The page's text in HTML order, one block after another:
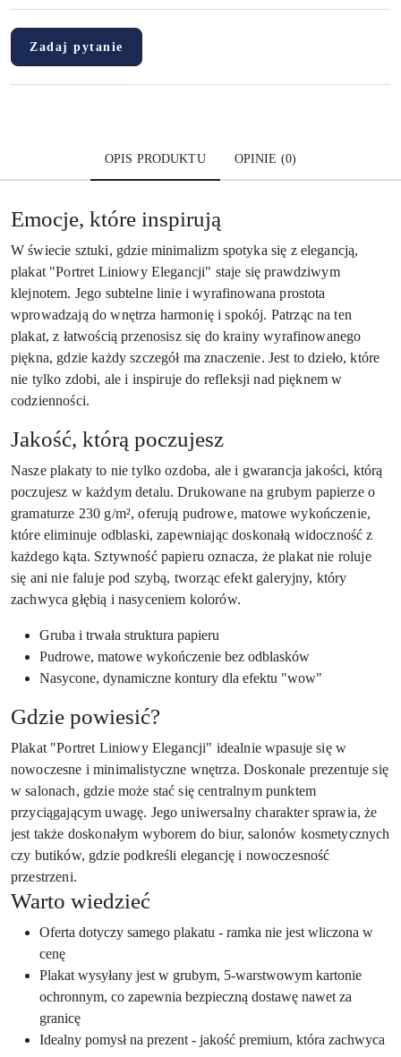
Zadaj pytanie
OPIS PRODUKTU OPINIE (0)
Emocje, które inspirują
W świecie sztuki, gdzie minimalizm spotyka się z elegancją,
plakat "Portret Liniowy Elegancji" staje się prawdziwym
klejnotem. Jego subtelne linie i wyrafinowana prostota
wprowadzają do wnętrza harmonię i spokój. Patrząc na ten
plakat, z łatwością przenosisz się do krainy wyrafinowanego
piękna, gdzie każdy szczegół ma znaczenie. Jest to dzieło, które
nie tylko zdobi, ale i inspiruje do refleksji nad pięknem w
codzienności.
Jakość, którą poczujesz
Nasze plakaty to nie tylko ozdoba, ale i gwarancja jakości, którą
poczujesz w każdym detalu. Drukowane na grubym papierze o
gramaturze 230 g/m², oferują pudrowe, matowe wykończenie,
które eliminuje odblaski, zapewniając doskonałą widoczność z
każdego kąta. Sztywność papieru oznacza, że plakat nie roluje
się ani nie faluje pod szybą, tworząc efekt galeryjny, który
zachwyca głębią i nasyceniem kolorów.
Gruba i trwała struktura papieru
Pudrowe, matowe wykończenie bez odblasków
Nasycone, dynamiczne kontury dla efektu "wow"
Gdzie powiesić?
Plakat "Portret Liniowy Elegancji" idealnie wpasuje się w
nowoczesne i minimalistyczne wnętrza. Doskonale prezentuje się
w salonach, gdzie może stać się centralnym punktem
przyciągającym uwagę. Jego uniwersalny charakter sprawia, że
jest także doskonałym wyborem do biur, salonów kosmetycznych
czy butików, gdzie podkreśli elegancję i nowoczesność
przestrzeni.
Warto wiedzieć
Oferta dotyczy samego plakatu - ramka nie jest wliczona w
cenę
Plakat wysyłany jest w grubym, 5-warstwowym kartonie
ochronnym, co zapewnia bezpieczną dostawę nawet za
granicę
Idealny pomysł na prezent - jakość premium, która zachwyca